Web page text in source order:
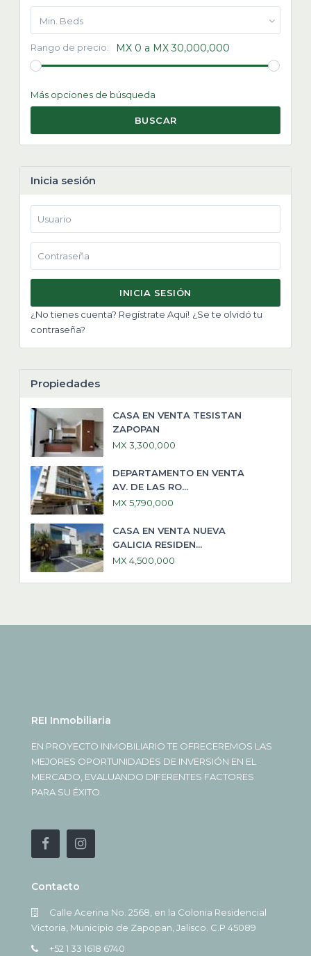
Min. Beds
Rango de precio: MX 0 a MX 30,000,000
Más opciones de búsqueda
BUSCAR
Inicia sesión
INICIA SESIÓN
¿No tienes cuenta? Regístrate Aquí! ¿Se te olvidó tu
contraseña?
Propiedades
CASA EN VENTA TESISTAN
ZAPOPAN
MX 3,300,000
DEPARTAMENTO EN VENTA
AV. DE LAS RO...
MX 5,790,000
CASA EN VENTA NUEVA
GALICIA RESIDEN...
MX 4,500,000
REI Inmobiliaria
EN PROYECTO INMOBILIARIO TE OFRECEREMOS LAS
MEJORES OPORTUNIDADES DE INVERSIÓN EN EL
MERCADO, EVALUANDO DIFERENTES FACTORES
PARA SU ÉXITO.
Contacto
Calle Acerina No. 2568, en la Colonia Residencial
Victoria, Municipio de Zapopan, Jalisco. C.P 45089
+52 1 33 1618 6740